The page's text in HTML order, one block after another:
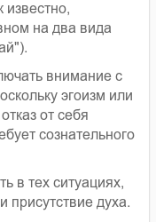
известно,
на два вида
внимание с
эгоизм или
от себя
сознательного
в тех ситуациях,
присутствие духа.